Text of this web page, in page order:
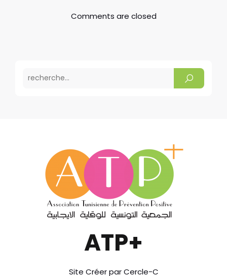
Comments are closed
ATP+
Site Créer par Cercle-C